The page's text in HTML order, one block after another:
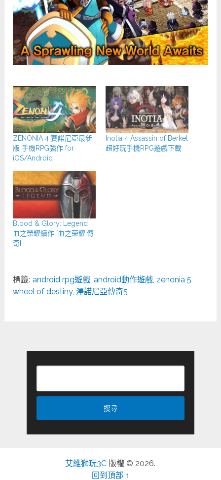
ZENONIA 4 賽諾尼亞最新
版 手機RPG強作 for
iOS/Android
Inotia 4 Assassin of Berkel
超好玩手機RPG遊戲下載
Blood & Glory: Legend
血之榮耀續作 [血之荣耀:傳
奇]
標籤: android rpg遊戲,android動作遊戲, zenonia 5
wheel of destiny,澤諾尼亞傳奇5
艾維獅玩3C 版權 © 2026.
回到頂部 ↑